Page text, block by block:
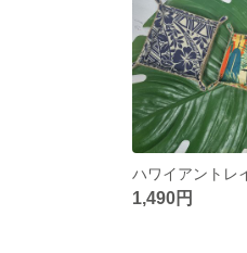
1,490円